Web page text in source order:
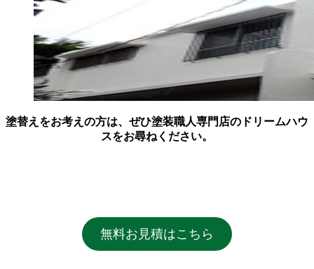
塗替えをお考えの方は、ぜひ塗装職人専門店の ドリームハウ
スをお尋ねください。
無料お見積はこちら